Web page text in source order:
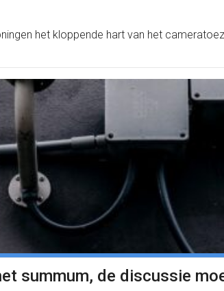
het kloppende hart van het
summum, de discussie